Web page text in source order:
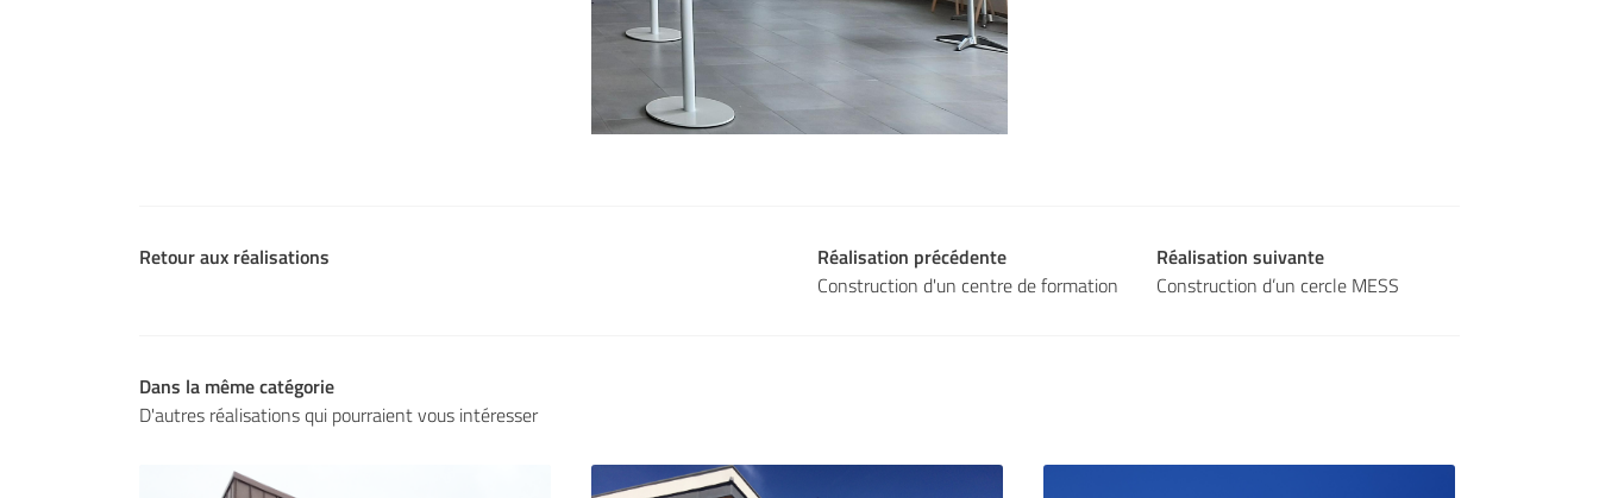
Retour aux réalisations
Réalisation précédente
Construction d'un centre de formation
Réalisation suivante
Construction d’un cercle MESS
Dans la même catégorie
D'autres réalisations qui pourraient vous intéresser